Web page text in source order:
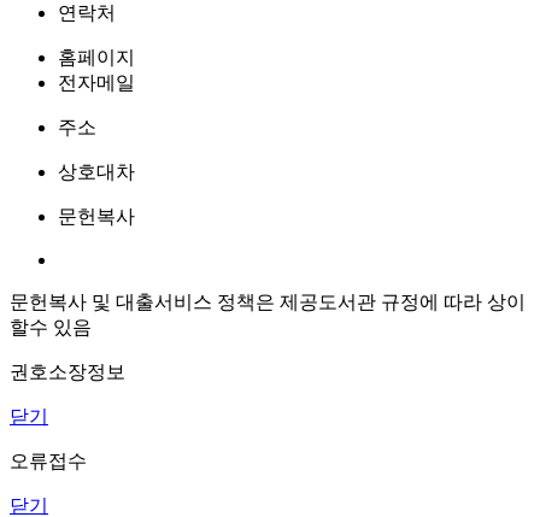
연락처
홈페이지
전자메일
주소
상호대차
문헌복사
문헌복사 및 대출서비스 정책은 제공도서관 규정에 따라 상이
할수 있음
권호소장정보
닫기
오류접수
닫기